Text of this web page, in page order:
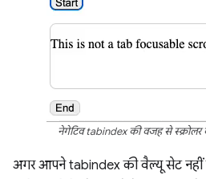
नेगेटिव tabindex की वजह से स्क्रोलर
अगर आपने tabindex की वैल्यू सेट नहीं